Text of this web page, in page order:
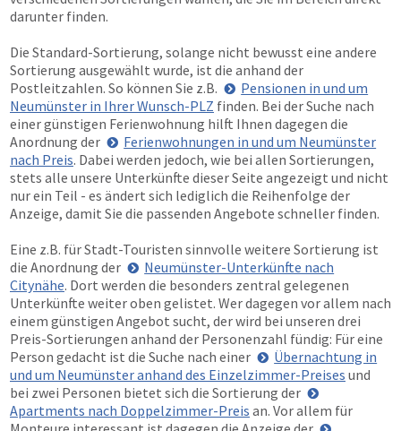
darunter finden.
Die Standard-Sortierung, solange nicht bewusst eine andere
Sortierung ausgewählt wurde, ist die anhand der
Postleitzahlen. So können Sie z.B.
Pensionen in und um
Neumünster in Ihrer Wunsch-PLZ finden. Bei der Suche nach
einer günstigen Ferienwohnung hilft Ihnen dagegen die
Anordnung der
Ferienwohnungen in und um Neumünster
nach Preis. Dabei werden jedoch, wie bei allen Sortierungen,
stets alle unsere Unterkünfte dieser Seite angezeigt und nicht
nur ein Teil - es ändert sich lediglich die Reihenfolge der
Anzeige, damit Sie die passenden Angebote schneller finden.
Eine z.B. für Stadt-Touristen sinnvolle weitere Sortierung ist
die Anordnung der
Neumünster-Unterkünfte nach
Citynähe. Dort werden die besonders zentral gelegenen
Unterkünfte weiter oben gelistet. Wer dagegen vor allem nach
einem günstigen Angebot sucht, der wird bei unseren drei
Preis-Sortierungen anhand der Personenzahl fündig: Für eine
Person gedacht ist die Suche nach einer
Übernachtung in
und um Neumünster anhand des Einzelzimmer-Preises und
bei zwei Personen bietet sich die Sortierung der
Apartments nach Doppelzimmer-Preis an. Vor allem für